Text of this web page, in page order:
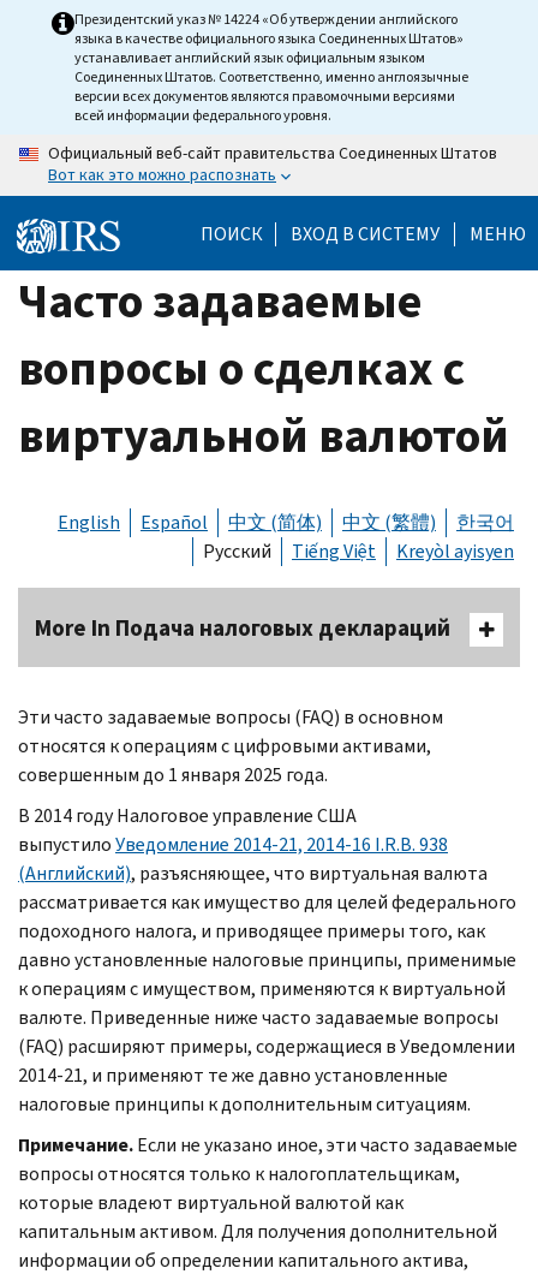
Президентский указ № 14224 «Об утверждении английского
языка в качестве официального языка Соединенных Штатов»
устанавливает английский язык официальным языком
Соединенных Штатов. Соответственно, именно англоязычные
версии всех документов являются правомочными версиями
всей информации федерального уровня.
Официальный веб-сайт правительства Соединенных Штатов
Вот как это можно распознать
ПОИСК ВХОД В СИСТЕМУ МЕНЮ
Часто задаваемые
вопросы о сделках с
виртуальной валютой
English Español 中文 (简体) 中文 (繁體)
한국어
Русский
Tiếng Việt Kreyòl ayisyen
More In Подача налоговых деклараций
Эти часто задаваемые вопросы (FAQ) в основном
относятся к операциям с цифровыми активами,
совершенным до 1 января 2025 года.
В 2014 году Налоговое управление США
выпустилоУведомление 2014-21, 2014-16 I.R.B. 938
(Английский), разъясняющее, что виртуальная валюта
рассматривается как имущество для целей федерального
подоходного налога, и приводящее примеры того, как
давно установленные налоговые принципы, применимые
к операциям с имуществом, применяются к виртуальной
валюте. Приведенные ниже часто задаваемые вопросы
(FAQ) расширяют примеры, содержащиеся в Уведомлении
2014-21, и применяют те же давно установленные
налоговые принципы к дополнительным ситуациям.
Примечание.Если не указано иное, эти часто задаваемые
вопросы относятся только к налогоплательщикам,
которые владеют виртуальной валютой как
капитальным активом. Для получения дополнительной
информации об определении капитального актива,